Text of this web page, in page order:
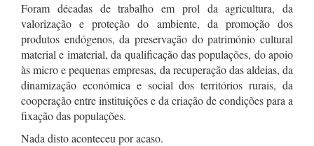
Foram décadas de trabalho em prol da agricultura, da
valorização e proteção do ambiente, da promoção dos
produtos endógenos, da preservação do património cultural
material e imaterial, da qualificação das populações, do apoio
às micro e pequenas empresas, da recuperação das aldeias, da
dinamização económica e social dos territórios rurais, da
cooperação entre instituições e da criação de condições para a
fixação das populações.
Nada disto aconteceu por acaso.